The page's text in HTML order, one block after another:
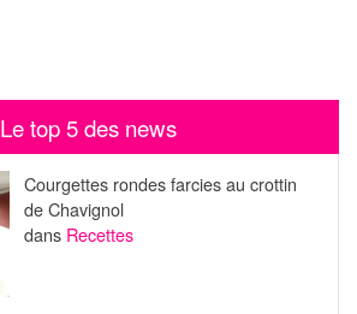
Le top 5 des news
Courgettes rondes farcies au crottin
de Chavignol
dans Recettes